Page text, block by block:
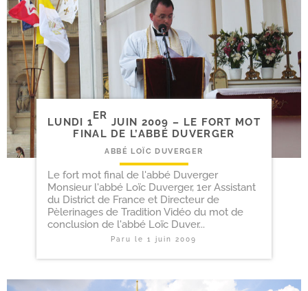
LUNDI 1
ER
JUIN 2009 – LE FORT MOT
FINAL DE L’ABBÉ DUVERGER
ABBÉ LOÏC DUVERGER
Le fort mot final de l'abbé Duverger
Monsieur l'abbé Loïc Duverger, 1er Assistant
du District de France et Directeur de
Pèlerinages de Tradition Vidéo du mot de
conclusion de l'abbé Loïc Duver...
Paru le1 juin 2009